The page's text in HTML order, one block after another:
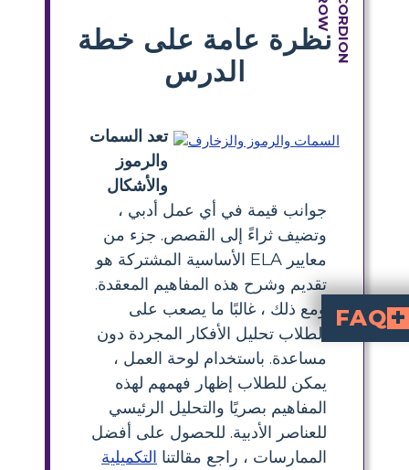
نظرة عامة على خطة
الدرس
تعد السمات
والرموز
والأشكال
جوانب قيمة في أي عمل أدبي ،
وتضيف ثراءً إلى القصص. جزء من
معايير ELA الأساسية المشتركة هو
تقديم وشرح هذه المفاهيم المعقدة.
ومع ذلك ، غالبًا ما يصعب على
الطلاب تحليل الأفكار المجردة دون
مساعدة. باستخدام لوحة العمل ،
يمكن للطلاب إظهار فهمهم لهذه
المفاهيم بصريًا والتحليل الرئيسي
للعناصر الأدبية. للحصول على أفضل
الممارسات ، راجع مقالتنا التكميلية
FAQ